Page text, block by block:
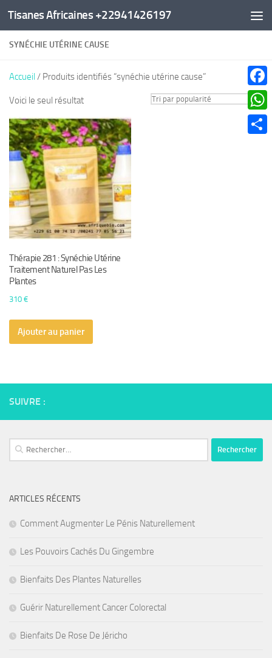
Au dessous du contenu
Tisanes Africaines +22941426197
SYNÉCHIE UTÉRINE CAUSE
Accueil/ Produits identifiés “synéchie utérine cause”
Voici le seul résultat
Thérapie 281 : Synéchie Utérine
Traitement Naturel Pas Les
Plantes
310 €
Ajouter au panier
SUIVRE :
Rechercher :
ARTICLES RÉCENTS
Comment Augmenter Le Pénis Naturellement
Les Pouvoirs Cachés Du Gingembre
Bienfaits Des Plantes Naturelles
Guérir Naturellement Cancer Colorectal
Bienfaits De Rose De Jéricho